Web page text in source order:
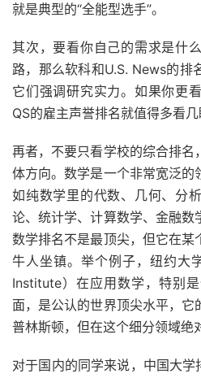
就是典型的“全能型选手”。
其次，要看你自己的需求是什
路，那么软科和U.S. News的排
它们强调研究实力。如果你更
QS的雇主声誉排名就值得多看几
再者，不要只看学校的综合排名
体方向。数学是一个非常宽泛的
如纯数学里的代数、几何、分
论、统计学、计算数学、金融数
数学排名不是最顶尖，但它在某
牛人坐镇。举个例子，纽约大
Institute）在应用数学，特别
面，是公认的世界顶尖水平，它
普林斯顿，但在这个细分领域绝
对于国内的同学来说，中国大